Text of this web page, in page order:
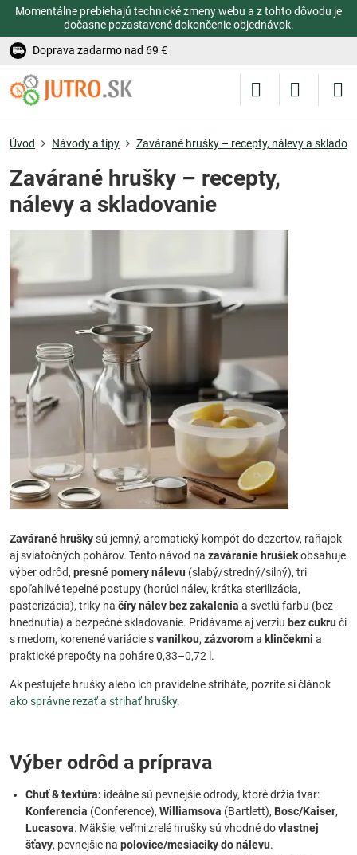
Momentálne prebiehajú technické zmeny webu a z tohto dôvodu je
dočasne pozastavené dokončenie objednávok.
Doprava zadarmo nad 69 €
Úvod Návody a tipy Zavárané hrušky – recepty, nálevy a
Zavárané hrušky – recepty,
nálevy a skladovanie
Zavárané hruškysú jemný, aromatický kompót do dezertov, raňajok
aj sviatočných pohárov. Tento návod na zaváranie hrušiekobsahuje
výber odrôd, presné pomery nálevu (slabý/stredný/silný), tri
spoľahlivé tepelné postupy (horúci nálev, krátka sterilizácia,
pasterizácia), triky na číry nálev bez zakalenia a svetlú farbu (bez
hnednutia) a bezpečné skladovanie. Pridávame aj verziu bez cukru či
s medom, korenené variácie svanilkou, zázvoroma klinčekmi a
praktické prepočty na poháre 0,33–0,72 l.
Ak pestujete hrušky alebo ich pravidelne striháte, pozrite si článok
ako správne rezať a strihať hrušky.
Výber odrôd a príprava
Chuť & textúra: ideálne sú pevnejšie odrody, ktoré držia tvar:
Konferencia (Conference), Williamsova (Bartlett), Bosc/Kaiser,
Lucasova. Mäkšie, veľmi zrelé hrušky sú vhodné dovlastnej
šťavy, pevnejšie na polovice/mesiaciky do nálevu.